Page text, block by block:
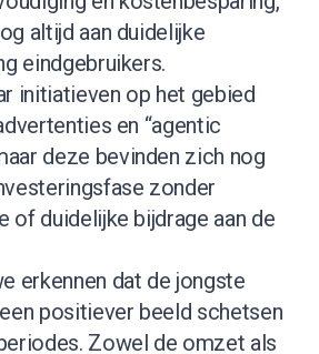
altijd aan duidelijke
eindgebruikers.
initiatieven op het gebied
en “agentic
deze bevinden zich nog
zonder
of duidelijke bijdrage aan de
erkennen dat de jongste
positiever beeld schetsen
Zowel de omzet als